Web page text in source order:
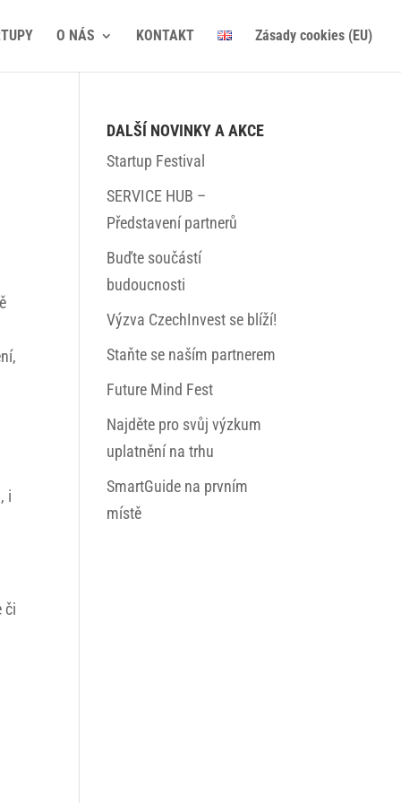
O NÁS KONTAKT Zásady cookies (EU)
i
či
DALŠÍ NOVINKY A AKCE
Startup Festival
SERVICE HUB –
Představení partnerů
Buďte součástí
budoucnosti
Výzva CzechInvest se blíží!
Staňte se naším partnerem
Future Mind Fest
Najděte pro svůj výzkum
uplatnění na trhu
SmartGuide na prvním
místě